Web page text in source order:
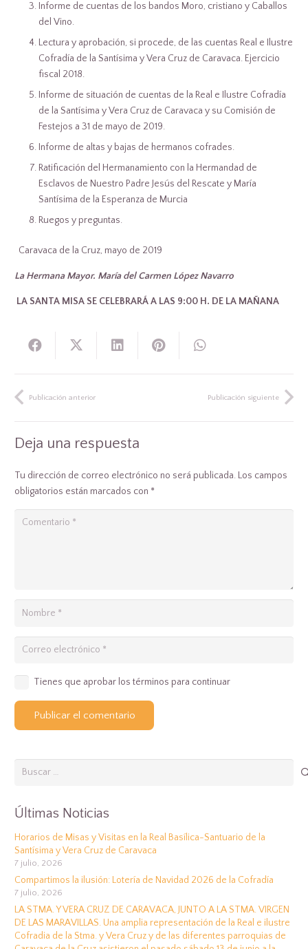
Informe de cuentas de los bandos Moro, cristiano y Caballos
del Vino.
Lectura y aprobación, si procede, de las cuentas Real e Ilustre
Cofradía de la Santísima y Vera Cruz de Caravaca. Ejercicio
fiscal 2018.
Informe de situación de cuentas de la Real e Ilustre Cofradía
de la Santísima y Vera Cruz de Caravaca y su Comisión de
Festejos a 31 de mayo de 2019.
Informe de altas y bajas de hermanos cofrades.
Ratificación del Hermanamiento con la Hermandad de
Esclavos de Nuestro Padre Jesús del Rescate y María
Santísima de la Esperanza de Murcia
Ruegos y preguntas.
Caravaca de la Cruz, mayo de 2019
La Hermana Mayor. María del Carmen López Navarro
LA SANTA MISA SE CELEBRARÁ A LAS 9:00 H. DE LA MAÑANA
Publicación anterior Publicación siguiente
Deja una respuesta
Tu dirección de correo electrónico no será publicada. Los campos
obligatorios están marcados con *
Tienes que aprobar los términos para continuar
Publicar el comentario
Buscar:
Últimas Noticias
Horarios de Misas y Visitas en la Real Basílica-Santuario de la
Santísima y Vera Cruz de Caravaca
7 julio, 2026
Compartimos la ilusión: Lotería de Navidad 2026 de la Cofradía
7 julio, 2026
LA STMA. Y VERA CRUZ DE CARAVACA, JUNTO A LA STMA. VIRGEN
DE LAS MARAVILLAS. Una amplia representación de la Real e ilustre
Cofradia de la Stma. y Vera Cruz y de las diferentes parroquias de